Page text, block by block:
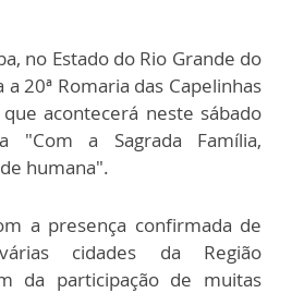
no Estado do Rio Grande do
20ª Romaria das Capelinhas
acontecerá neste sábado
"Com a Sagrada Família,
humana".
a presença confirmada de
cidades da Região
da participação de muitas